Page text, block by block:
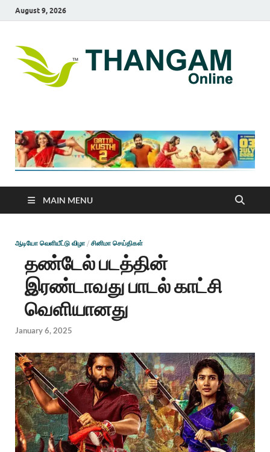
August 9, 2026
MAIN MENU
ஆடியோ வெளியீட்டு விழா / சினிமா செய்திகள்
தண்டேல் படத்தின்
இரண்டாவது பாடல் காட்சி
வெளியானது
January 6, 2025